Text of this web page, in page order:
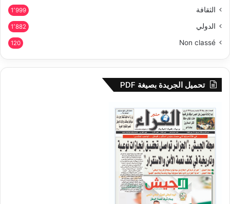
الثقافة 1٬999
الدولي 1٬882
Non classé
120
تحميل الجريدة بصيغة PDF